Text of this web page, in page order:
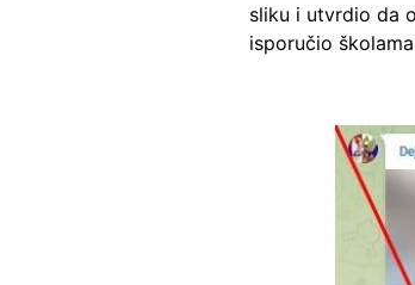
sliku i utvrdio da
isporučio